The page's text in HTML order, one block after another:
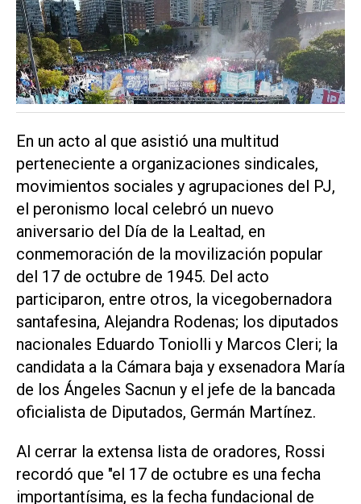
En un acto al que asistió una multitud
perteneciente a organizaciones sindicales,
movimientos sociales y agrupaciones del PJ,
el peronismo local celebró un nuevo
aniversario del Día de la Lealtad, en
conmemoración de la movilización popular
del 17 de octubre de 1945. Del acto
participaron, entre otros, la vicegobernadora
santafesina, Alejandra Rodenas; los diputados
nacionales Eduardo Toniolli y Marcos Cleri; la
candidata a la Cámara baja y exsenadora María
de los Ángeles Sacnun y el jefe de la bancada
oficialista de Diputados, Germán Martínez.
Al cerrar la extensa lista de oradores, Rossi
recordó que "el 17 de octubre es una fecha
importantísima, es la fecha fundacional de